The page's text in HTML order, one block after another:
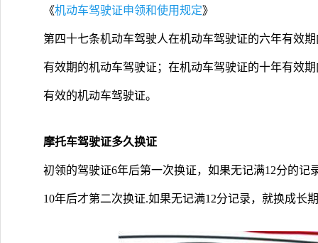
《机动车驾驶证申领和使用规定》
第四十七条机动车驾驶人在机动车驾驶证的六年有效
有效期的机动车驾驶证；在机动车驾驶证的十年有效
有效的机动车驾驶证。
摩托车驾驶证多久换证
初领的驾驶证6年后第一次换证，如果无记满12分的记
10年后才第二次换证.如果无记满12分记录，就换成长